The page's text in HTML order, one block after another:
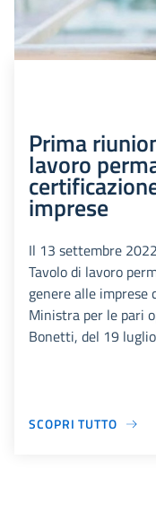
Prima
lavoro
imprese
Il 13 settembre
Tavolo di lavoro
genere alle
Ministra per le pari
Bonetti, del 19
SCOPRI TUTTO